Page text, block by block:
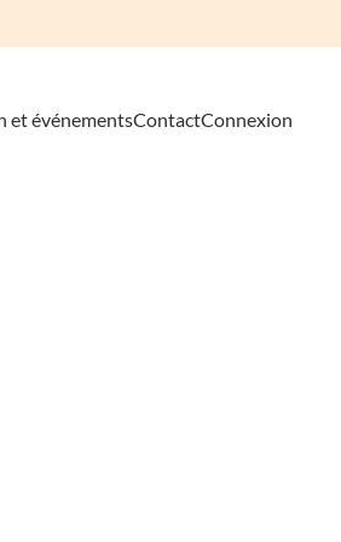
et événementsContactConnexion